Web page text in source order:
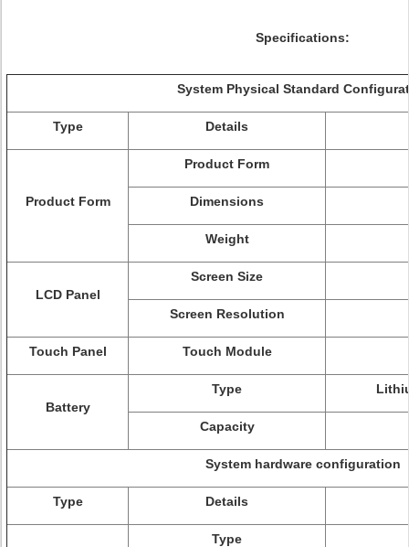
Specifications:
System Physical Standard
Type Details
Product Form
Product Form
Dimensions
Weight
LCD Panel
Screen Size
Screen Resolution
Touch Panel Touch Module
Battery
Type
Capacity
System hardware configuration
Type Details
Type